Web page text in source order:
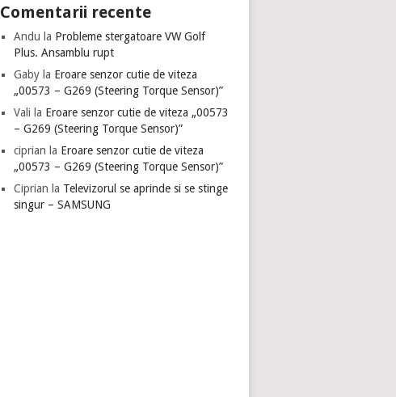
Comentarii recente
Andu la Probleme stergatoare VW Golf
Plus. Ansamblu rupt
Gaby la Eroare senzor cutie de viteza
„00573 – G269 (Steering Torque Sensor)”
Vali la Eroare senzor cutie de viteza „00573
– G269 (Steering Torque Sensor)”
ciprian la Eroare senzor cutie de viteza
„00573 – G269 (Steering Torque Sensor)”
Ciprian la Televizorul se aprinde si se stinge
singur – SAMSUNG